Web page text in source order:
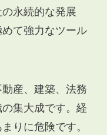
永続的な発展
て強力なツール
産、建築、法務
集大成です。経
りに危険です。